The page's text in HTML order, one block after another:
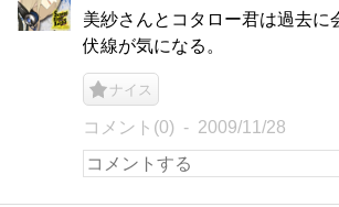
美紗さんとコタロー君は過去に
伏線が気になる。
ナイス
コメント(0) 2009/11/28